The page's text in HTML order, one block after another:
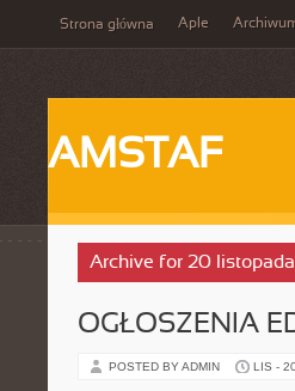
Strona główna Aple
AMSTAF
Archive for 20
OGŁOSZENIA
POSTED BY ADMIN LIS -